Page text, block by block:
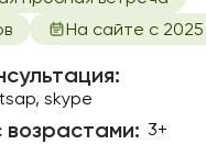
На сайте с 2025
skype
3+